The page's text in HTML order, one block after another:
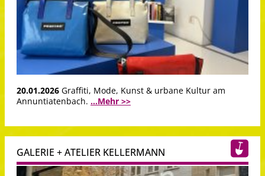
20.01.2026 Graffiti, Mode, Kunst & urbane Kultur am
Annuntiatenbach. ...Mehr >>
GALERIE + ATELIER KELLERMANN